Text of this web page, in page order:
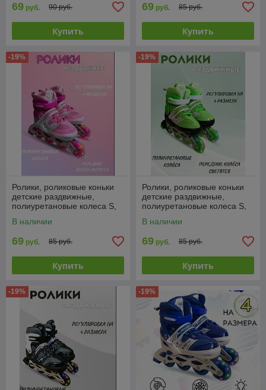
69 руб. 90 руб.
Купить
69 руб. 85 руб.
Купить
-19%
Ролики, роликовые коньки
детские раздвижные,
полиуретановые колеса S,
В наличии
69 руб. 85 руб.
Купить
-19%
Ролики, роликовые коньки
детские раздвижные,
полиуретановые колеса S,
В наличии
69 руб. 85 руб.
Купить
-19% -19%